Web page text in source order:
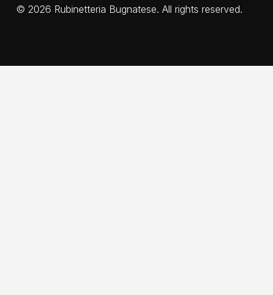
© 2026 Rubinetteria Bugnatese. All rights reserved.